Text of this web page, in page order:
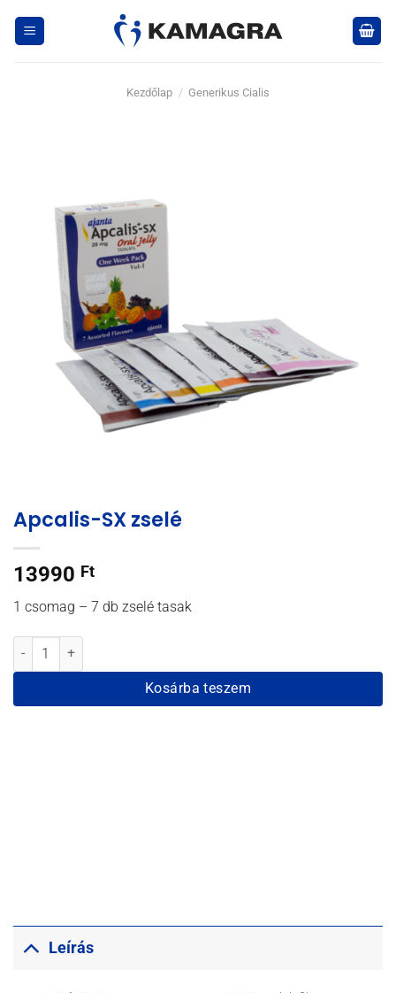
Kezdőlap / Generikus Cialis
Apcalis-SX zselé
13990 Ft
1 csomag – 7 db zselé tasak
Apcalis-SX zselé mennyiség
Kosárba teszem
Leírás